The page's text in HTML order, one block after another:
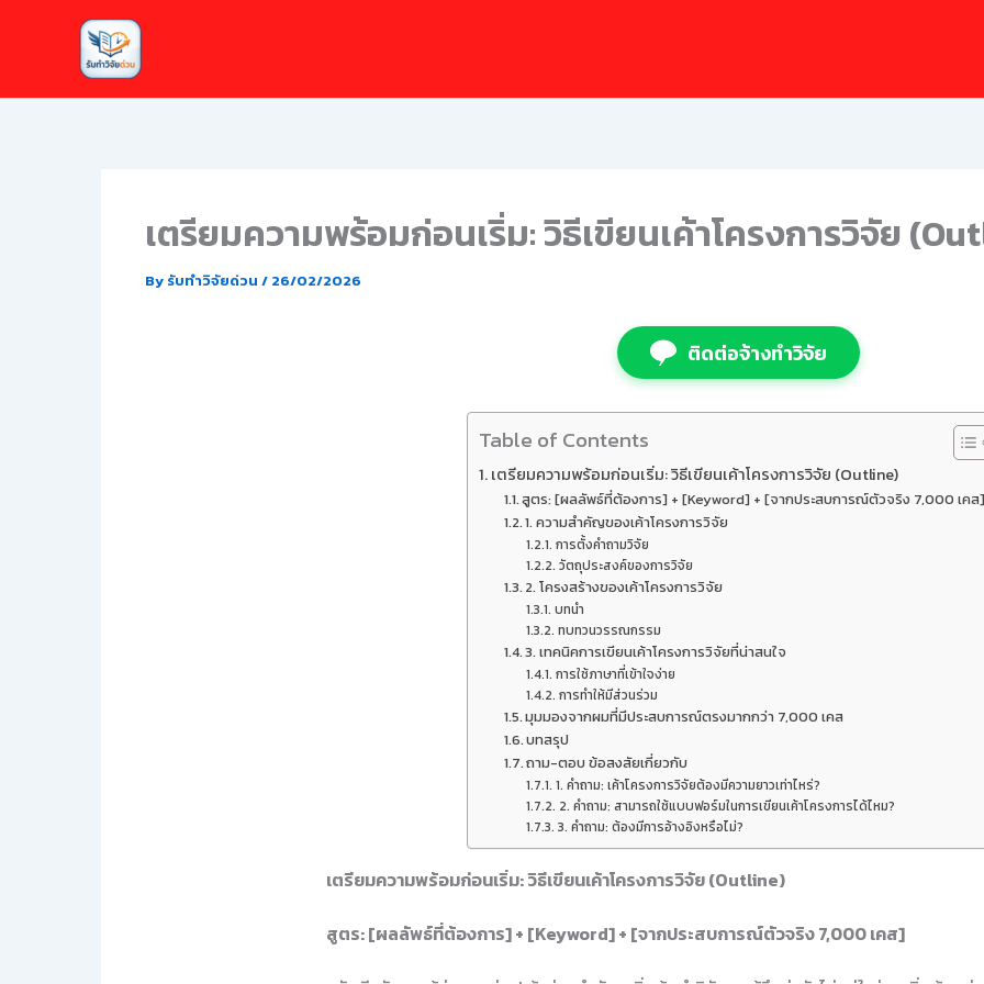
เตรียมความพร้อมก่อนเริ่ม: วิธีเขียนเค้าโครงการวิจัย
By รับทำวิจัยด่วน / 26/02/2026
ติดต่อจ้างทำวิจัย
Table of Contents
เตรียมความพร้อมก่อนเริ่ม: วิธีเขียนเค้าโครงการวิจัย (Outline)
สูตร: [ผลลัพธ์ที่ต้องการ] + [Keyword] + [จากประสบการณ์ตัวจริง 7,000 เค
1. ความสำคัญของเค้าโครงการวิจัย
การตั้งคำถามวิจัย
วัตถุประสงค์ของการวิจัย
2. โครงสร้างของเค้าโครงการวิจัย
บทนำ
ทบทวนวรรณกรรม
3. เทคนิคการเขียนเค้าโครงการวิจัยที่น่าสนใจ
การใช้ภาษาที่เข้าใจง่าย
การทำให้มีส่วนร่วม
มุมมองจากผมที่มีประสบการณ์ตรงมากกว่า 7,000 เคส
บทสรุป
ถาม-ตอบ ข้อสงสัยเกี่ยวกับ
1. คำถาม: เค้าโครงการวิจัยต้องมีความยาวเท่าไหร่?
2. คำถาม: สามารถใช้แบบฟอร์มในการเขียนเค้าโครงการได้ไหม?
3. คำถาม: ต้องมีการอ้างอิงหรือไม่?
เตรียมความพร้อมก่อนเริ่ม: วิธีเขียนเค้าโครงการวิจัย (Outline)
สูตร: [ผลลัพธ์ที่ต้องการ] + [Keyword] + [จากประสบการณ์ตัวจริง 7,000 เคส]